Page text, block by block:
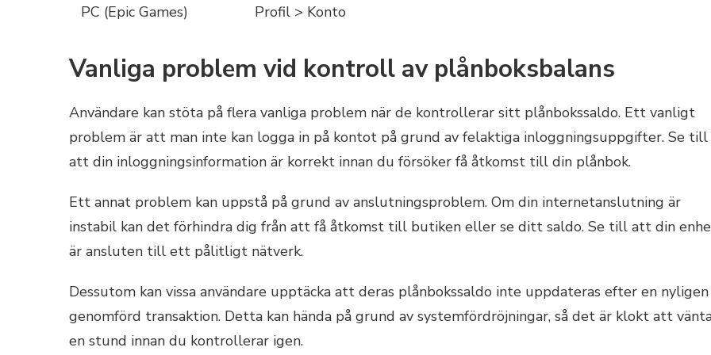
PC (Epic Games) Profil > Konto
Vanliga problem vid kontroll av plånboksbalans
Användare kan stöta på flera vanliga problem när de kontrollerar sitt plånbokssaldo. Ett vanligt
problem är att man inte kan logga in på kontot på grund av felaktiga inloggningsuppgifter. Se till
att din inloggningsinformation är korrekt innan du försöker få åtkomst till din plånbok.
Ett annat problem kan uppstå på grund av anslutningsproblem. Om din internetanslutning är
instabil kan det förhindra dig från att få åtkomst till butiken eller se ditt saldo. Se till att din
är ansluten till ett pålitligt nätverk.
Dessutom kan vissa användare upptäcka att deras plånbokssaldo inte uppdateras efter en nyligen
genomförd transaktion. Detta kan hända på grund av systemfördröjningar, så det är klokt att
en stund innan du kontrollerar igen.